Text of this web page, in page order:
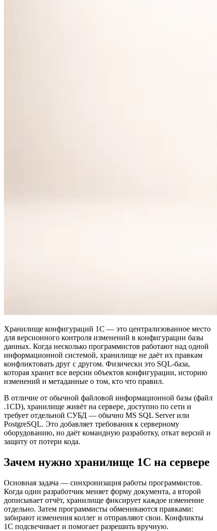
Хранилище конфигураций 1С — это централизованное место
для версионного контроля изменений в конфигурации базы
данных. Когда несколько программистов работают над одной
информационной системой, хранилище не даёт их правкам
конфликтовать друг с другом. Физически это SQL-база,
которая хранит все версии объектов конфигурации, историю
изменений и метаданные о том, кто что правил.
В отличие от обычной файловой информационной базы (файл
.1CD), хранилище живёт на сервере, доступно по сети и
требует отдельной СУБД — обычно MS SQL Server или
PostgreSQL. Это добавляет требования к серверному
оборудованию, но даёт командную разработку, откат версий и
защиту от потери кода.
Зачем нужно хранилище 1С на сервере
Основная задача — синхронизация работы программистов.
Когда один разработчик меняет форму документа, а второй
дописывает отчёт, хранилище фиксирует каждое изменение
отдельно. Затем программисты обмениваются правками:
забирают изменения коллег и отправляют свои. Конфликты
1С подсвечивает и помогает разрешить вручную.